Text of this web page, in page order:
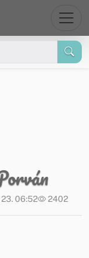
06:52 2402